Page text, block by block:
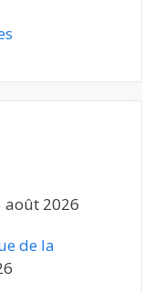
août 2026
de la